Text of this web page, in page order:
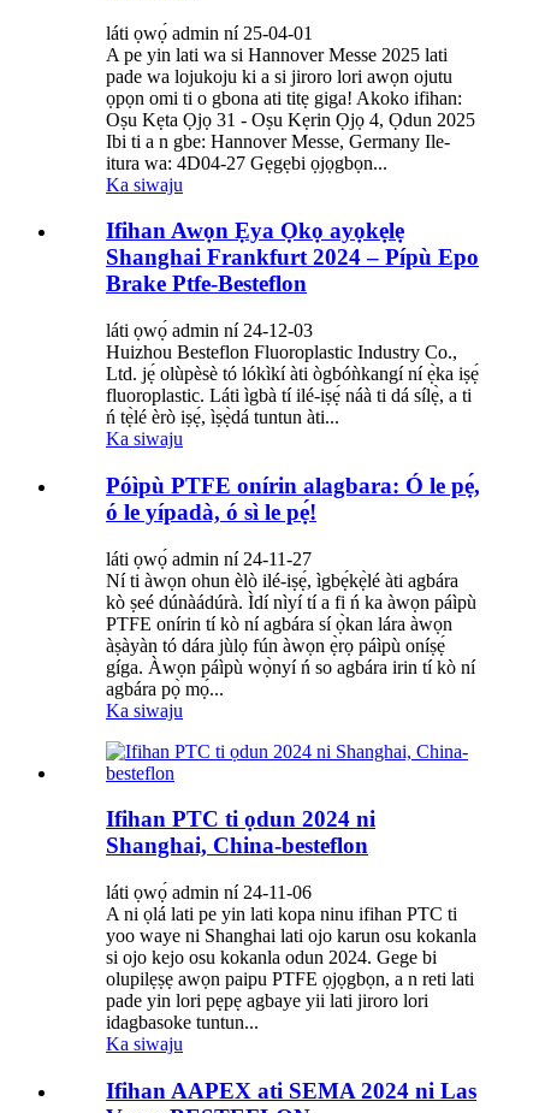
láti ọwọ́ admin ní 25-04-01
A pe yin lati wa si Hannover Messe 2025 lati
pade wa lojukoju ki a si jiroro lori awọn ojutu
ọpọn omi ti o gbona ati titẹ giga! Akoko ifihan:
Oṣu Kẹta Ọjọ 31 - Oṣu Kẹrin Ọjọ 4, Ọdun 2025
Ibi ti a n gbe: Hannover Messe, Germany Ile-
itura wa: 4D04-27 Gẹgẹbi ọjọgbọn...
Ka siwaju
Ifihan Awọn Ẹya Ọkọ ayọkẹlẹ
Shanghai Frankfurt 2024 – Pípù Epo
Brake Ptfe-Besteflon
láti ọwọ́ admin ní 24-12-03
Huizhou Besteflon Fluoroplastic Industry Co.,
Ltd. jẹ́ olùpèsè tó lókìkí àti ògbóǹkangí ní ẹ̀ka iṣẹ́
fluoroplastic. Láti ìgbà tí ilé-iṣẹ́ náà ti dá sílẹ̀, a ti
ń tẹ̀lé èrò iṣẹ́, ìṣẹ̀dá tuntun àti...
Ka siwaju
Póìpù PTFE onírin alagbara: Ó le pẹ́,
ó le yípadà, ó sì le pẹ́!
láti ọwọ́ admin ní 24-11-27
Ní ti àwọn ohun èlò ilé-iṣẹ́, ìgbẹ́kẹ̀lé àti agbára
kò ṣeé dúnàádúrà. Ìdí nìyí tí a fi ń ka àwọn páìpù
PTFE onírin tí kò ní agbára sí ọ̀kan lára ​​àwọn
àṣàyàn tó dára jùlọ fún àwọn ẹ̀rọ páìpù oníṣẹ́
gíga. Àwọn páìpù wọ̀nyí ń so agbára irin tí kò ní
agbára pọ̀ mọ́...
Ka siwaju
Ifihan PTC ti ọdun 2024 ni
Shanghai, China-besteflon
láti ọwọ́ admin ní 24-11-06
A ni ọlá lati pe yin lati kopa ninu ifihan PTC ti
yoo waye ni Shanghai lati ojo karun osu kokanla
si ojo kejo ​​osu kokanla odun 2024. Gege bi
olupilẹṣẹ awọn paipu PTFE ọjọgbọn, a n reti lati
pade yin lori pẹpẹ agbaye yii lati jiroro lori
idagbasoke tuntun...
Ka siwaju
Ifihan AAPEX ati SEMA 2024 ni Las